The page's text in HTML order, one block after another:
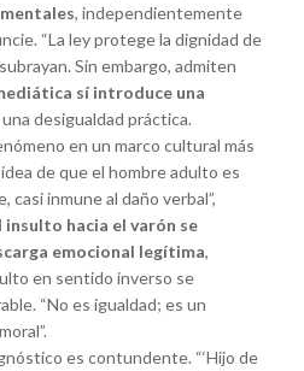
, independientemente
“La ley protege la dignidad de
Sin embargo, admiten
sí introduce una
desigualdad práctica.
en un marco cultural más
de que el hombre adulto es
inmune al daño verbal”,
insulto hacia el varón se
emocional legítima,
en sentido inverso se
“No es igualdad; es un
es contundente. “‘Hijo de